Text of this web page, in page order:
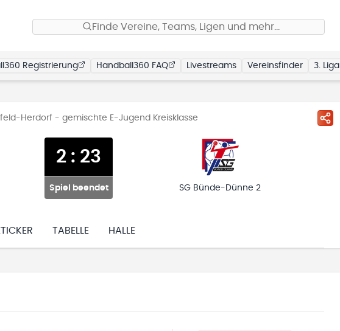
Finde Vereine, Teams, Ligen und mehr…
Registrierung Handball360 FAQ Livestreams Vereinsfinder 3. Liga
Herdorf - gemischte E-Jugend Kreisklasse
2 : 23
Spiel beendet SG Bünde-Dünne 2
TABELLE HALLE